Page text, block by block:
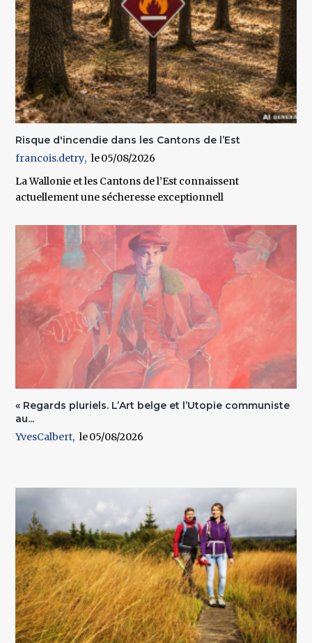
Risque d'incendie dans les Cantons de l’Est
francois.detry
05/08/2026
La Wallonie et les Cantons de l’Est connaissent
actuellement une sécheresse exceptionnell
« Regards pluriels. L’Art belge et l’Utopie communiste
au...
YvesCalbert
05/08/2026